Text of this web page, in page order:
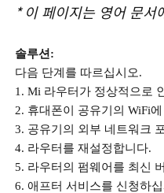
* 이 페이지는 영어 문서
솔루션 :
다음 단계를 따르십시오.
1. Mi 라우터가 정상적으로
2. 휴대폰이 공유기의 WiFi
3. 공유기의 외부 네트워크
4. 라우터를 재설정합니다.
5. 라우터의 펌웨어를 최신
6. 애프터 서비스를 신청하